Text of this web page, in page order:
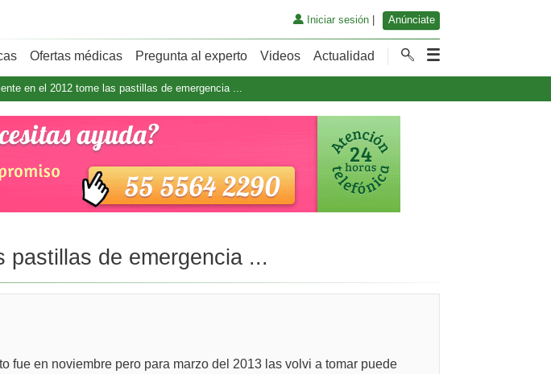
Iniciar sesión| Anúnciate
Ofertas médicas Pregunta al experto Videos Actualidad
en el 2012 tome las pastillas de emergencia ...
pastillas de emergencia ...
fue en noviembre pero para marzo del 2013 las volvi a tomar puede